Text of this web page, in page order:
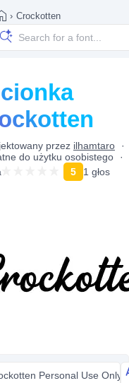
› Crockotten
przez ilhamtaro
do użytku osobistego
5 1 głos
Personal Use